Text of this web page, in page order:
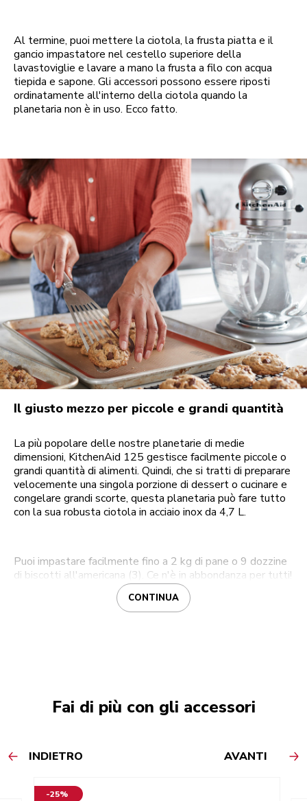
Al termine, puoi mettere la ciotola, la frusta piatta e il
gancio impastatore nel cestello superiore della
lavastoviglie e lavare a mano la frusta a filo con acqua
tiepida e sapone. Gli accessori possono essere riposti
ordinatamente all'interno della ciotola quando la
planetaria non è in uso. Ecco fatto.
Il giusto mezzo per piccole e grandi quantità
La più popolare delle nostre planetarie di medie
dimensioni, KitchenAid 125 gestisce facilmente piccole o
grandi quantità di alimenti. Quindi, che si tratti di preparare
velocemente una singola porzione di dessert o cucinare e
congelare grandi scorte, questa planetaria può fare tutto
con la sua robusta ciotola in acciaio inox da 4,7 L.
Puoi impastare facilmente fino a 2 kg di pane o 9 dozzine
di biscotti all'americana (3). Ce n'è in abbondanza per tutti!
CONTINUA
Fai di più con gli accessori
INDIETRO AVANTI
-25%